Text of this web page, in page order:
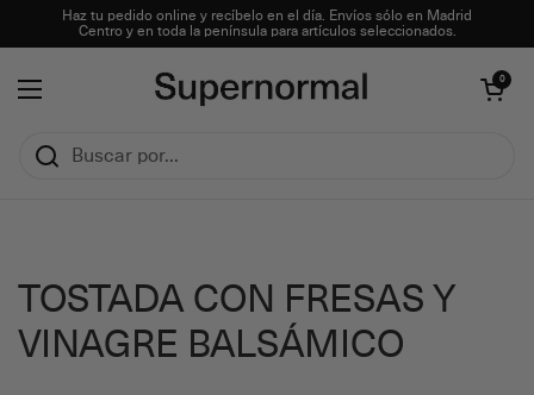
Ir al contenidoHaz tu pedido online y recíbelo en el día. Envíos sólo en Madrid
Centro y en toda la península para artículos seleccionados.
Abrir menú
Abrir carrito
0
TOSTADA CON FRESAS Y
VINAGRE BALSÁMICO